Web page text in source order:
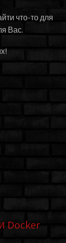
что-то для
Вас.
Docker